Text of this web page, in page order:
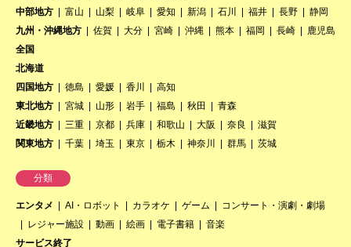
中部地方
富山 山梨 岐阜 愛知 新潟 石川 福井 長野
静岡
九州・沖縄地方
佐賀 大分 宮崎 沖縄 熊本 福岡 長崎
鹿児島
全国
北海道
四国地方
徳島 愛媛 香川
高知
東北地方
宮城 山形 岩手 福島 秋田
青森
近畿地方
三重 京都 兵庫 和歌山 大阪 奈良
滋賀
関東地方
千葉 埼玉 東京 栃木 神奈川 群馬 茨城
分類
エンタメ AI・ロボット カラオケ ゲーム
コンサート・演劇・劇場
レジャー施設
動画 絵画 電子書籍
音楽
サービス終了